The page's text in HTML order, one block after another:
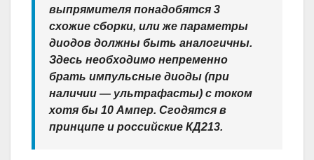
выпрямителя понадобятся 3
схожие сборки, или же параметры
диодов должны быть аналогичны.
Здесь необходимо непременно
брать импульсные диоды (при
наличии — ультрафасты) с током
хотя бы 10 Ампер. Сгодятся в
принципе и российские КД213.